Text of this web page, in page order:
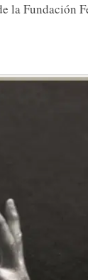
la Fundación